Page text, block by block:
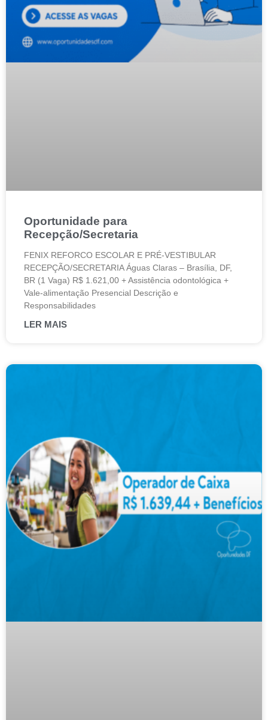
Oportunidade para
Recepção/Secretaria
FENIX REFORCO ESCOLAR E PRÉ-VESTIBULAR
RECEPÇÃO/SECRETARIA Águas Claras – Brasília, DF,
BR (1 Vaga) R$ 1.621,00 + Assistência odontológica +
Vale-alimentação Presencial Descrição e
Responsabilidades
LER MAIS